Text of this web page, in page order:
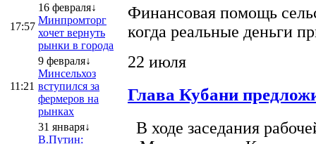
17:57
16 февраля↓
Минпромторг
хочет вернуть
рынки в города
11:21
9 февраля↓
Минсельхоз
вступился за
фермеров на
рынках
31 января↓
В.Путин:
Финансовая помощь
когда реальные деньги
22 июля
Глава Кубани
В ходе заседания